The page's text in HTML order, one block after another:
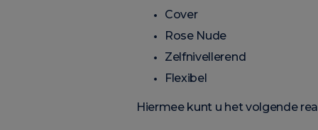
Cover
Rose Nude
Zelfnivellerend
Flexibel
Hiermee kunt u het volgende